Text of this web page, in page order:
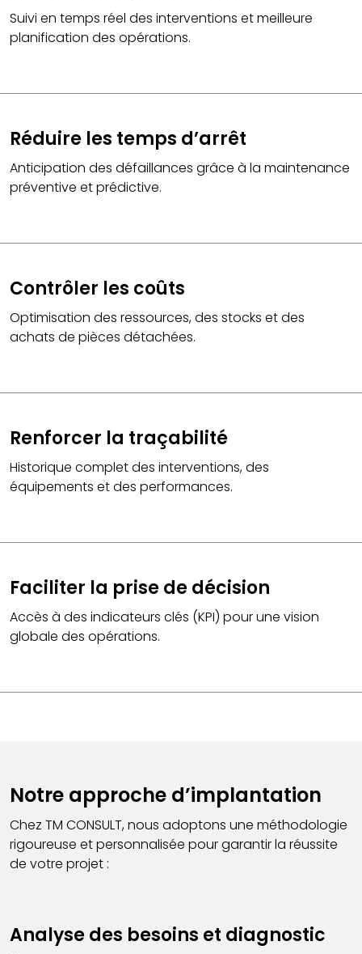
Suivi en temps réel des interventions et meilleure
planification des opérations.
Réduire les temps d’arrêt
Anticipation des défaillances grâce à la maintenance
préventive et prédictive.
Contrôler les coûts
Optimisation des ressources, des stocks et des
achats de pièces détachées.
Renforcer la traçabilité
Historique complet des interventions, des
équipements et des performances.
Faciliter la prise de décision
Accès à des indicateurs clés (KPI) pour une vision
globale des opérations.
Notre approche d’implantation
Chez TM CONSULT, nous adoptons une méthodologie
rigoureuse et personnalisée pour garantir la réussite
de votre projet :
Analyse des besoins et diagnostic